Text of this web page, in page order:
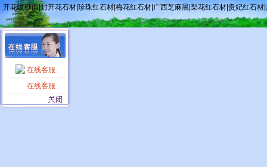
开花喷砂面|封开花石材|珍珠红石材|梅花红石材|广西芝麻黑|梨花红石材|贵妃红石
在线客服
在线客服